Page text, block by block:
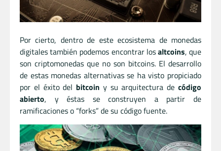
Por cierto, dentro de este ecosistema de monedas
digitales también podemos encontrar losaltcoins, que
son criptomonedas que no son bitcoins. El desarrollo
de estas monedas alternativas se ha visto propiciado
por el éxito del bitcoin y su arquitectura decódigo
abierto, y éstas se construyen a partir de
ramificaciones o “forks” de su código fuente.